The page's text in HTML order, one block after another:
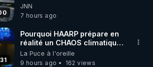
JNN
7 hours ago
Pourquoi HAARP prépare en
réalité un CHAOS climatique,
on répond
La Puce à l'oreille
9 hours ago
162 views